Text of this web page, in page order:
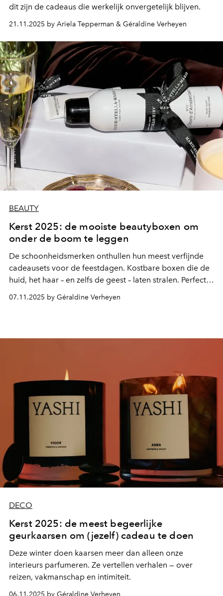
dit zijn de cadeaus die werkelijk onvergetelijk blijven.
21.11.2025 by Ariela Tepperman & Géraldine Verheyen
BEAUTY
Kerst 2025: de mooiste beautyboxen om
onder de boom te leggen
De schoonheidsmerken onthullen hun meest verfijnde
cadeausets voor de feestdagen. Kostbare boxen die de
huid, het haar – en zelfs de geest – laten stralen. Perfect
om onder de kerstboom te schuiven als een goed
bewaard geheim.
07.11.2025 by Géraldine Verheyen
DECO
Kerst 2025: de meest begeerlijke
geurkaarsen om (jezelf) cadeau te doen
Deze winter doen kaarsen meer dan alleen onze
interieurs parfumeren. Ze vertellen verhalen — over
reizen, vakmanschap en intimiteit.
06.11.2025 by Géraldine Verheyen